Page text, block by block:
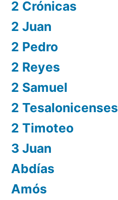
2 Crónicas
2 Juan
2 Pedro
2 Reyes
2 Samuel
2 Tesalonicenses
2 Timoteo
3 Juan
Abdías
Amós